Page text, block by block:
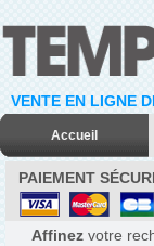
VENTE EN LIGNE
Accueil
PAIEMENT
Affinez votre